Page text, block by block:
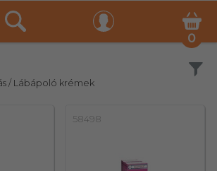
0
/ Lábápoló krémek
58498